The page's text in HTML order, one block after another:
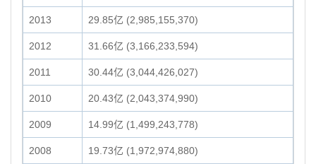
2013 29.85亿 (2,985,155,370)
2012 31.66亿 (3,166,233,594)
2011 30.44亿 (3,044,426,027)
2010 20.43亿 (2,043,374,990)
2009 14.99亿 (1,499,243,778)
2008 19.73亿 (1,972,974,880)